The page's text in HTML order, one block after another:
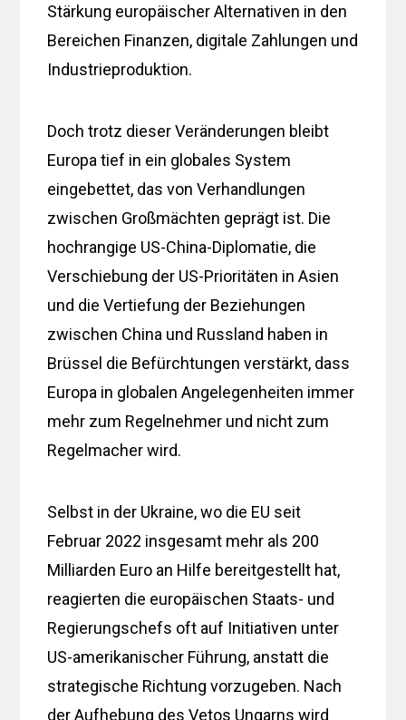
Stärkung europäischer Alternativen in den
Bereichen Finanzen, digitale Zahlungen und
Industrieproduktion.
Doch trotz dieser Veränderungen bleibt
Europa tief in ein globales System
eingebettet, das von Verhandlungen
zwischen Großmächten geprägt ist. Die
hochrangige US-China-Diplomatie, die
Verschiebung der US-Prioritäten in Asien
und die Vertiefung der Beziehungen
zwischen China und Russland haben in
Brüssel die Befürchtungen verstärkt, dass
Europa in globalen Angelegenheiten immer
mehr zum Regelnehmer und nicht zum
Regelmacher wird.
Selbst in der Ukraine, wo die EU seit
Februar 2022 insgesamt mehr als 200
Milliarden Euro an Hilfe bereitgestellt hat,
reagierten die europäischen Staats- und
Regierungschefs oft auf Initiativen unter
US-amerikanischer Führung, anstatt die
strategische Richtung vorzugeben. Nach
der Aufhebung des Vetos Ungarns wird